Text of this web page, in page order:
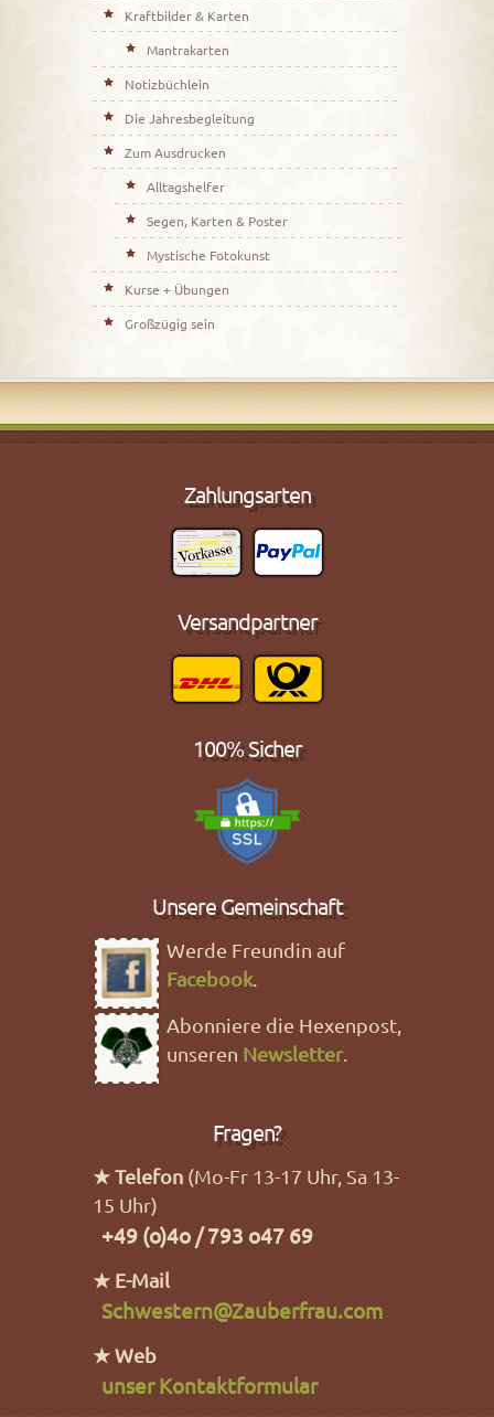
Kraftbilder & Karten
Mantrakarten
Notizbüchlein
Die Jahresbegleitung
Zum Ausdrucken
Alltagshelfer
Segen, Karten & Poster
Mystische Fotokunst
Kurse + Übungen
Großzügig sein
Zahlungsarten
Versandpartner
100% Sicher
Unsere Gemeinschaft
Werde Freundin auf
Facebook.
Abonniere die Hexenpost,
unseren Newsletter.
Fragen?
★ Telefon (Mo-Fr 13-17 Uhr, Sa 13-
15 Uhr)
+49 (o)4o / 793 o47 69
★ E-Mail
Schwestern@Zauberfrau.com
★ Web
unser Kontaktformular